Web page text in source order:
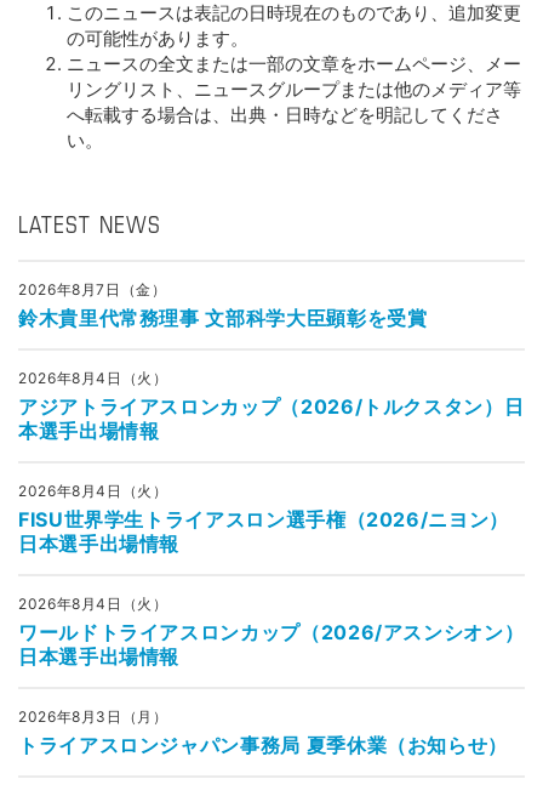
このニュースは表記の日時現在のものであり、追加変更
の可能性があります。
ニュースの全文または一部の文章をホームページ、メー
リングリスト、ニュースグループまたは他のメディア等
へ転載する場合は、出典・日時などを明記してくださ
い。
LATEST NEWS
2026年8月7日（金）
鈴木貴里代常務理事 文部科学大臣顕彰を受賞
2026年8月4日（火）
アジアトライアスロンカップ（2026/トルクスタン）日
本選手出場情報
2026年8月4日（火）
FISU世界学生トライアスロン選手権（2026/ニヨン）
日本選手出場情報
2026年8月4日（火）
ワールドトライアスロンカップ（2026/アスンシオン）
日本選手出場情報
2026年8月3日（月）
トライアスロンジャパン事務局 夏季休業（お知らせ）